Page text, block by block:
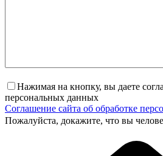
Нажимая на кнопку, вы даете
персональных данных
Соглашение сайта об обработке
Пожалуйста, докажите, что вы